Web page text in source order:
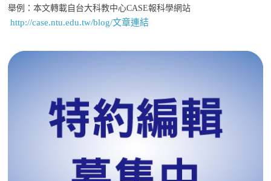
舉例：本文轉載自台大科教中心CASE報科學網站
http://case.ntu.edu.tw/blog/文章連結